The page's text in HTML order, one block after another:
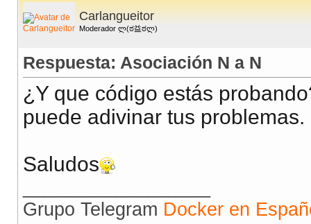
Carlangueitor
Moderador ლ(ಠ益ಠლ)
Respuesta: Asociación N a N
¿Y que código estás
puede adivinar tus problemas.
Saludos
Grupo Telegram Docker en